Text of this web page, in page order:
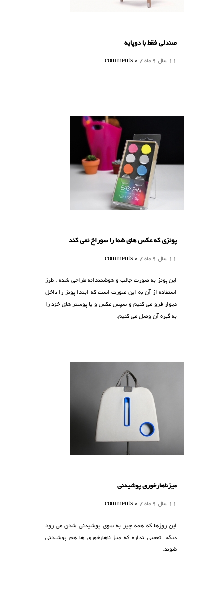
صندلی فقط با دوپایه
11 سال 9 ماه / 0 comments
پونزی که عکس های شما را سوراخ نمی کند
11 سال 9 ماه /
0 comments
این پونز به صورت جالب و هوشمندانه طراحی شده . طرز
استفاده از آن به این صورت است که ابتدا پونز را داخل
دیوار فرو می کنیم و سپس عکس و یا پوستر های خود را
به گیره آن وصل می کنیم.
میزناهارخوری پوشیدنی
11 سال 9 ماه /
0 comments
این روزها که همه چیز به سوی پوشیدنی شدن می رود
دیگه تعجبی نداره که میز ناهارخوری ها هم پوشیدنی
شوند.